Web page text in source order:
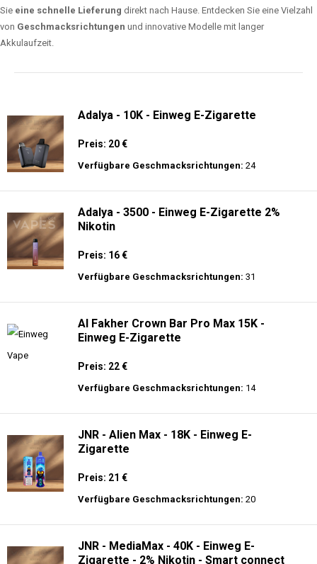
Sie eine schnelle Lieferung direkt nach Hause. Entdecken Sie eine Vielzahl
von Geschmacksrichtungen und innovative Modelle mit langer
Akkulaufzeit.
Adalya - 10K - Einweg E-Zigarette
Preis: 20 €
Verfügbare Geschmacksrichtungen: 24
Adalya - 3500 - Einweg E-Zigarette 2%
Nikotin
Preis: 16 €
Verfügbare Geschmacksrichtungen: 31
Al Fakher Crown Bar Pro Max 15K -
Einweg E-Zigarette
Preis: 22 €
Verfügbare Geschmacksrichtungen: 14
JNR - Alien Max - 18K - Einweg E-
Zigarette
Preis: 21 €
Verfügbare Geschmacksrichtungen: 20
JNR - MediaMax - 40K - Einweg E-
Zigarette - 2% Nikotin - Smart connect